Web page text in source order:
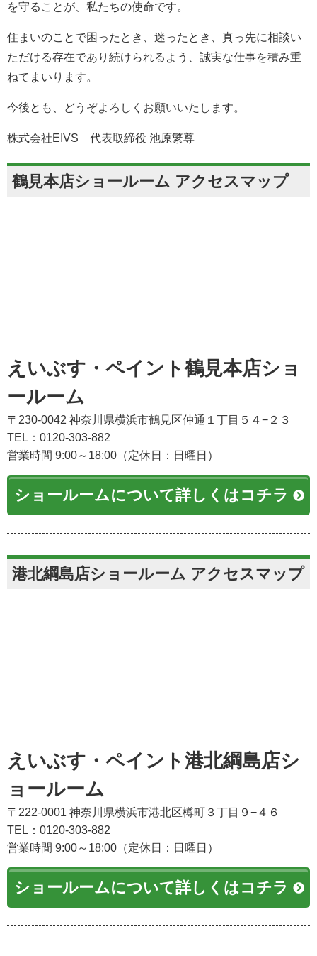
を守ることが、私たちの使命です。
住まいのことで困ったとき、迷ったとき、真っ先に相談い
ただける存在であり続けられるよう、誠実な仕事を積み重
ねてまいります。
今後とも、どうぞよろしくお願いいたします。
株式会社EIVS 代表取締役 池原繁尊
鶴見本店ショールーム アクセスマップ
えいぶす・ペイント鶴見本店ショ
ールーム
〒230-0042 神奈川県横浜市鶴見区仲通１丁目５４−２３
TEL：0120-303-882
営業時間 9:00～18:00（定休日：日曜日）
ショールームについて詳しくはコチラ
港北綱島店ショールーム アクセスマップ
えいぶす・ペイント港北綱島店シ
ョールーム
〒222-0001 神奈川県横浜市港北区樽町３丁目９−４６
TEL：0120-303-882
営業時間 9:00～18:00（定休日：日曜日）
ショールームについて詳しくはコチラ